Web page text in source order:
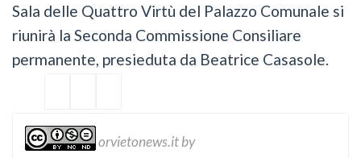
Sala delle Quattro Virtù del Palazzo Comunale si
riunirà la Seconda Commissione Consiliare
permanente, presieduta da Beatrice Casasole.
orvietonews.itby